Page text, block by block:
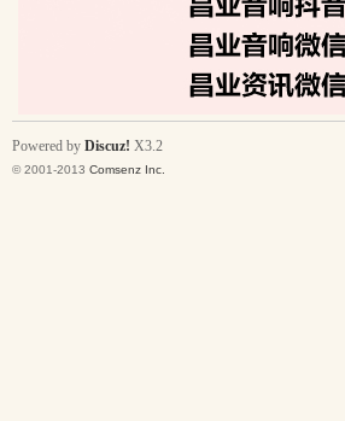
Powered by Discuz! X3.2
© 2001-2013 Comsenz Inc.